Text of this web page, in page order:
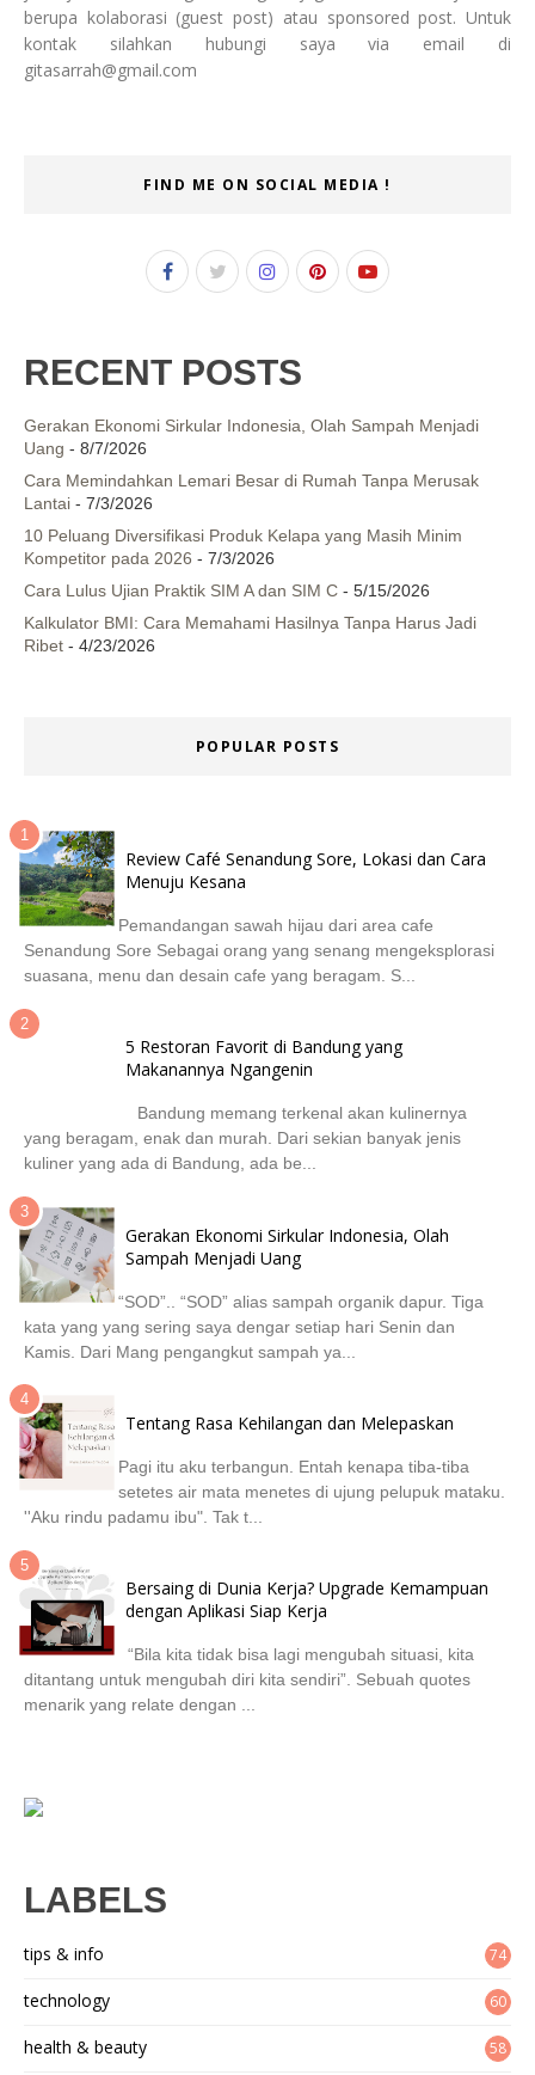
berupa kolaborasi (guest post) atau sponsored post. Untuk
kontak silahkan hubungi saya via email di
gitasarrah@gmail.com
FIND ME ON SOCIAL MEDIA !
RECENT POSTS
Gerakan Ekonomi Sirkular Indonesia, Olah Sampah Menjadi
Uang - 8/7/2026
Cara Memindahkan Lemari Besar di Rumah Tanpa Merusak
Lantai - 7/3/2026
10 Peluang Diversifikasi Produk Kelapa yang Masih Minim
Kompetitor pada 2026 - 7/3/2026
Cara Lulus Ujian Praktik SIM A dan SIM C - 5/15/2026
Kalkulator BMI: Cara Memahami Hasilnya Tanpa Harus Jadi
Ribet - 4/23/2026
POPULAR POSTS
Review Café Senandung Sore, Lokasi dan Cara
Menuju Kesana
Pemandangan sawah hijau dari area cafe
Senandung Sore Sebagai orang yang senang mengeksplorasi
suasana, menu dan desain cafe yang beragam. S...
5 Restoran Favorit di Bandung yang
Makanannya Ngangenin
Bandung memang terkenal akan kulinernya
yang beragam, enak dan murah. Dari sekian banyak jenis
kuliner yang ada di Bandung, ada be...
Gerakan Ekonomi Sirkular Indonesia, Olah
Sampah Menjadi Uang
“SOD”.. “SOD” alias sampah organik dapur. Tiga
kata yang yang sering saya dengar setiap hari Senin dan
Kamis. Dari Mang pengangkut sampah ya...
Tentang Rasa Kehilangan dan Melepaskan
Pagi itu aku terbangun. Entah kenapa tiba-tiba
setetes air mata menetes di ujung pelupuk mataku.
''Aku rindu padamu ibu". Tak t...
Bersaing di Dunia Kerja? Upgrade Kemampuan
dengan Aplikasi Siap Kerja
“Bila kita tidak bisa lagi mengubah situasi, kita
ditantang untuk mengubah diri kita sendiri”. Sebuah quotes
menarik yang relate dengan ...
LABELS
tips & info 74
technology 60
health & beauty 58